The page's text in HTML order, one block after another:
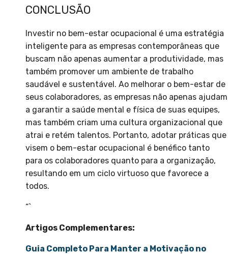
CONCLUSÃO
Investir no bem-estar ocupacional é uma estratégia
inteligente para as empresas contemporâneas que
buscam não apenas aumentar a produtividade, mas
também promover um ambiente de trabalho
saudável e sustentável. Ao melhorar o bem-estar de
seus colaboradores, as empresas não apenas ajudam
a garantir a saúde mental e física de suas equipes,
mas também criam uma cultura organizacional que
atrai e retém talentos. Portanto, adotar práticas que
visem o bem-estar ocupacional é benéfico tanto
para os colaboradores quanto para a organização,
resultando em um ciclo virtuoso que favorece a
todos.
“`
Artigos Complementares:
Guia Completo Para Manter a Motivação no